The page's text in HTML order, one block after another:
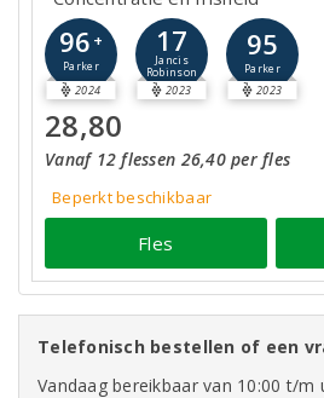
96 +
Parker
2024
17
Jancis
Robinson
2023
95
Parker
2023
28,80
Vanaf 12 flessen 26,40 per fles
Beperkt beschikbaar
Fles
Telefonisch bestellen of een
Vandaag bereikbaar van 10:00 t/m